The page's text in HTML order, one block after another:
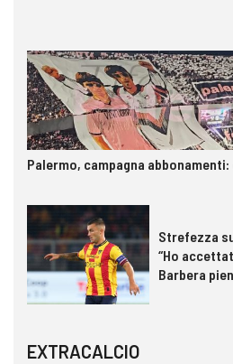
Palermo, campagna
Strefezza
“Ho
Barbera
EXTRACALCIO